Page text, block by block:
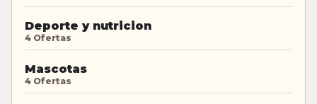
Deporte y nutricion
4 Ofertas
Mascotas
4 Ofertas